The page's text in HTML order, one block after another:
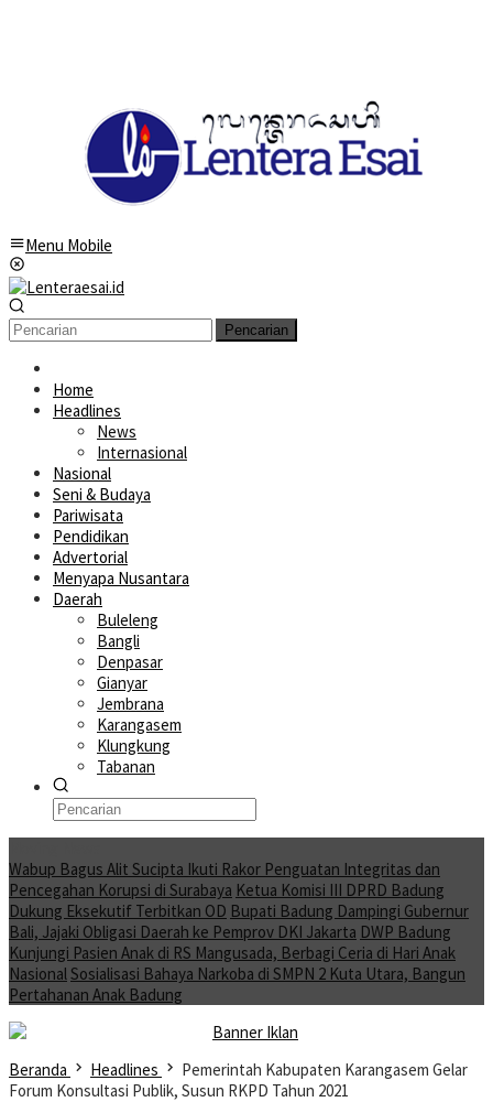
Menu Mobile
Pencarian
Home
Headlines
News
Internasional
Nasional
Seni & Budaya
Pariwisata
Pendidikan
Advertorial
Menyapa Nusantara
Daerah
Buleleng
Bangli
Denpasar
Gianyar
Jembrana
Karangasem
Klungkung
Tabanan
Wabup Bagus Alit Sucipta Ikuti Rakor Penguatan Integritas dan
Pencegahan Korupsi di Surabaya Ketua Komisi III DPRD Badung
Dukung Eksekutif Terbitkan OD Bupati Badung Dampingi Gubernur
Bali, Jajaki Obligasi Daerah ke Pemprov DKI Jakarta DWP Badung
Kunjungi Pasien Anak di RS Mangusada, Berbagi Ceria di Hari Anak
NasionalSosialisasi Bahaya Narkoba di SMPN 2 Kuta Utara, Bangun
Pertahanan Anak Badung
Beranda Headlines
Pemerintah Kabupaten Karangasem Gelar
Forum Konsultasi Publik, Susun RKPD Tahun 2021